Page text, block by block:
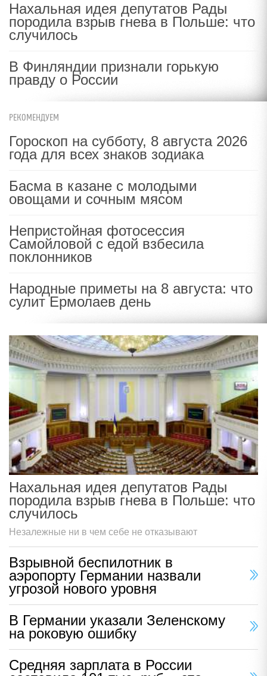
Нахальная идея депутатов Рады
породила взрыв гнева в Польше: что
случилось
В Финляндии признали горькую
правду о России
РЕКОМЕНДУЕМ
Гороскоп на субботу, 8 августа 2026
года для всех знаков зодиака
Басма в казане с молодыми
овощами и сочным мясом
Непристойная фотосессия
Самойловой с едой взбесила
поклонников
Народные приметы на 8 августа: что
сулит Ермолаев день
Нахальная идея депутатов Рады
породила взрыв гнева в Польше: что
случилось
Незалежные ни в чем себе не отказывают
Взрывной беспилотник в
аэропорту Германии назвали
угрозой нового уровня
В Германии указали Зеленскому
на роковую ошибку
Средняя зарплата в России